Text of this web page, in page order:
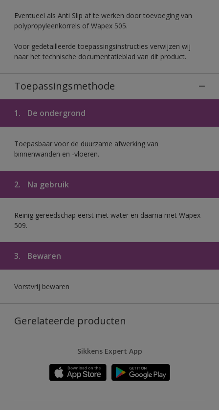
Eventueel als Anti Slip af te werken door toevoeging van
polypropyleenkorrels of Wapex 505.
Voor gedetailleerde toepassingsinstructies verwijzen wij
naar het technische documentatieblad van dit product.
Toepassingsmethode
1. De ondergrond
Toepasbaar voor de duurzame afwerking van
binnenwanden en -vloeren.
2. Na gebruik
Reinig gereedschap eerst met water en daarna met Wapex
509.
3. Bewaren
Vorstvrij bewaren
Gerelateerde producten
Sikkens Expert App